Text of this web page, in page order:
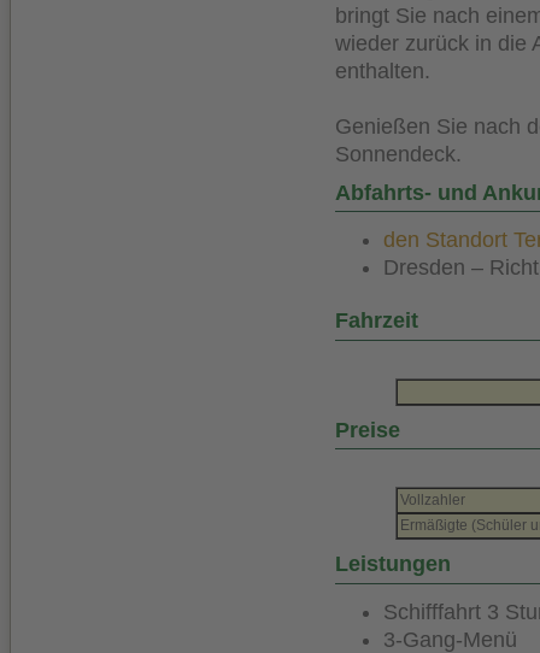
bringt Sie nach
wieder zurück in die
enthalten.
Genießen Sie nach
Sonnendeck.
Abfahrts- und
den Standort
Dresden –
Fahrzeit
Preise
Vollzahler
Ermäßigte (Schüler
Leistungen
Schifffahrt 3
3-Gang-Menü